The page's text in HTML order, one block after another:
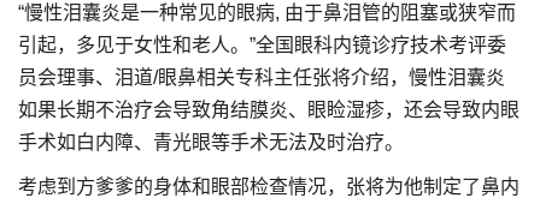
“慢性泪囊炎是一种常见的眼病, 由于鼻泪管的阻塞或狭窄而
引起，多见于女性和老人。”全国眼科内镜诊疗技术考评委
员会理事、泪道/眼鼻相关专科主任张将介绍，慢性泪囊炎
如果长期不治疗会导致角结膜炎、眼睑湿疹，还会导致内眼
手术如白内障、青光眼等手术无法及时治疗。
考虑到方爹爹的身体和眼部检查情况，张将为他制定了鼻内